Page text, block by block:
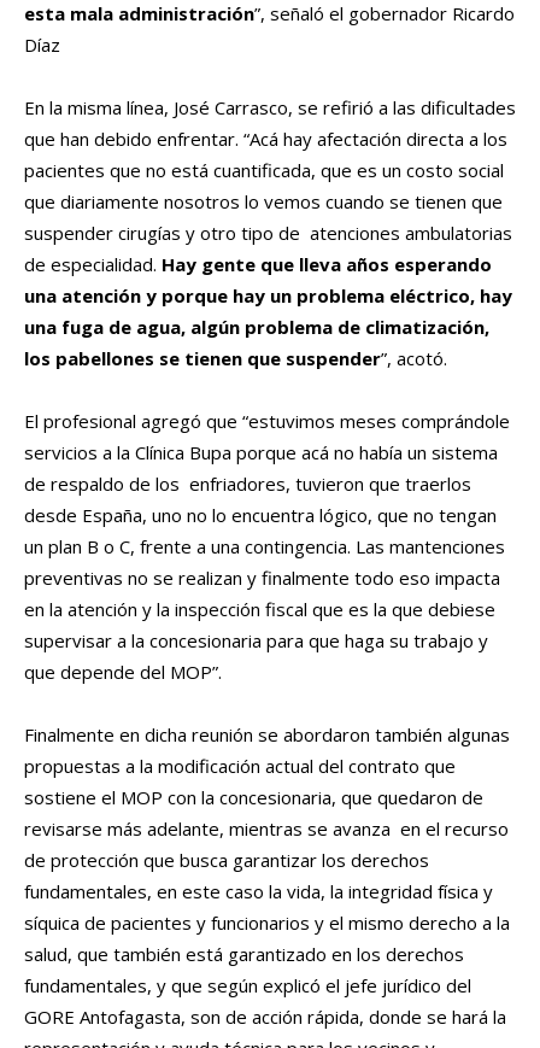
esta mala administración”, señaló el gobernador Ricardo
Díaz
En la misma línea, José Carrasco, se refirió a las dificultades
que han debido enfrentar. “Acá hay afectación directa a los
pacientes que no está cuantificada, que es un costo social
que diariamente nosotros lo vemos cuando se tienen que
suspender cirugías y otro tipo de atenciones ambulatorias
de especialidad. Hay gente que lleva años esperando
una atención y porque hay un problema eléctrico, hay
una fuga de agua, algún problema de climatización,
los pabellones se tienen que suspender”, acotó.
El profesional agregó que “estuvimos meses comprándole
servicios a la Clínica Bupa porque acá no había un sistema
de respaldo de los enfriadores, tuvieron que traerlos
desde España, uno no lo encuentra lógico, que no tengan
un plan B o C, frente a una contingencia. Las mantenciones
preventivas no se realizan y finalmente todo eso impacta
en la atención y la inspección fiscal que es la que debiese
supervisar a la concesionaria para que haga su trabajo y
que depende del MOP”.
Finalmente en dicha reunión se abordaron también algunas
propuestas a la modificación actual del contrato que
sostiene el MOP con la concesionaria, que quedaron de
revisarse más adelante, mientras se avanza en el recurso
de protección que busca garantizar los derechos
fundamentales, en este caso la vida, la integridad física y
síquica de pacientes y funcionarios y el mismo derecho a la
salud, que también está garantizado en los derechos
fundamentales, y que según explicó el jefe jurídico del
GORE Antofagasta, son de acción rápida, donde se hará la